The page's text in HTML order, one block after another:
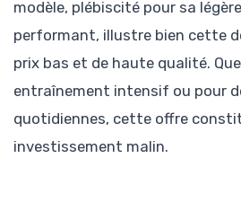
modèle, plébiscité pour sa
performant, illustre bien cette
prix bas et de haute qualité.
entraînement intensif ou pour
quotidiennes, cette offre
investissement malin.